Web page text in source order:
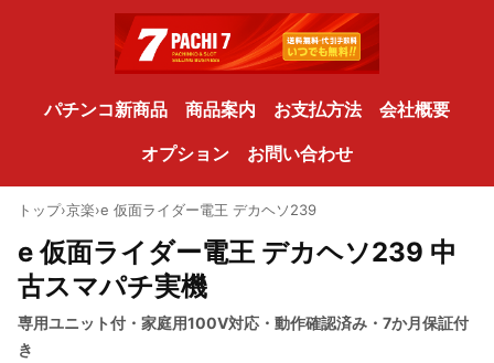
パチンコ新商品 商品案内 お支払方法
会社概要
オプション
お問い合わせ
トップ›京楽›e 仮面ライダー電王 デカヘソ239
e 仮面ライダー電王 デカヘソ239 中
古スマパチ実機
専用ユニット付・家庭用100V対応・動作確認済み・7か月保証付
き